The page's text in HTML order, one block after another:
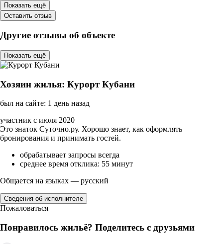
Показать ещё
Оставить отзыв
Другие отзывы об объекте
Показать ещё
Хозяин жилья: Курорт Кубани
был на сайте: 1 день назад
участник с июля 2020
Это знаток Суточно.ру. Хорошо знает, как оформлять
бронирования и принимать гостей.
обрабатывает запросы всегда
среднее время отклика: 55 минут
Общается на языках — русский
Сведения об исполнителе
Пожаловаться
Понравилось жильё? Поделитесь с друзьями